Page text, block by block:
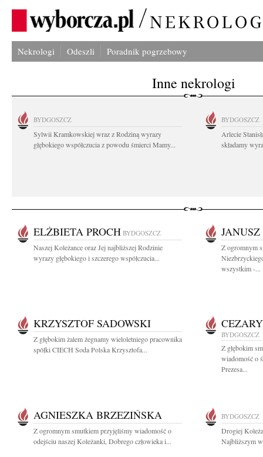
Nekrologi Odeszli Poradnik pogrzebowy
Inne nekrologi
BYDGOSZCZ
Sylwii Kramkowskiej wraz z Rodziną wyrazy
głębokiego współczucia z powodu śmierci Mamy...
BYDGOSZCZ
Arlecie
składamy
ELŻBIETA PROCH BYDGOSZCZ
Naszej Koleżance oraz Jej najbliższej Rodzinie
wyrazy głębokiego i szczerego współczucia...
Z ogromnym
wszystkim -...
KRZYSZTOF SADOWSKI
Z głębokim żalem żegnamy wieloletniego pracownika
spółki CIECH Soda Polska Krzysztofa...
BYDGOSZCZ
Z głębokim
wiadomość o
Prezesa...
AGNIESZKA BRZEZIŃSKA
Z ogromnym smutkiem przyjęliśmy wiadomość o
odejściu naszej Koleżanki, Dobrego człowieka i...
BYDGOSZCZ
Drogiej
Najbliższym